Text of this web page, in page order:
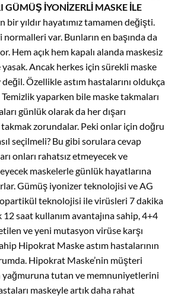
GÜMÜŞ İYONİZERLİ MASKE İLE
bir yıldır hayatımız tamamen değişti.
var. Bunların en başında da
Hem açık hem kapalı alanda maskesiz
Ancak herkes için sürekli maske
Özellikle astım hastalarını oldukça
yaparken bile maske takmaları
günlük olarak da her dışarı
takmak zorundalar. Peki onlar için doğru
seçilmeli? Bu gibi sorulara cevap
onları rahatsız etmeyecek ve
maskelerle günlük hayatlarına
Gümüş iyonizer teknolojisi ve AG
teknolojisi ile virüsleri 7 dakika
saat kullanım avantajına sahip, 4+4
ve yeni mutasyon virüse karşı
Hipokrat Maske astım hastalarının
Hipokrat Maske’nin müşteri
tutan ve memnuniyetlerini
maskeyle artık daha rahat